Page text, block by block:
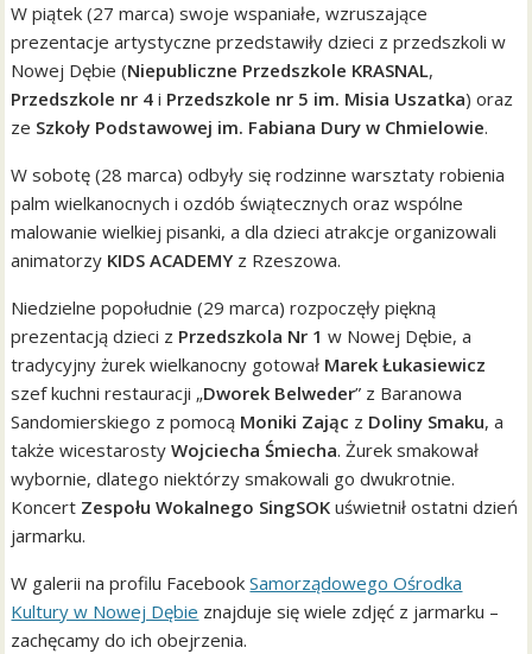
W piątek (27 marca) swoje wspaniałe, wzruszające
prezentacje artystyczne przedstawiły dzieci z przedszkoli w
Nowej Dębie (Niepubliczne Przedszkole KRASNAL,
Przedszkole nr 4 i Przedszkole nr 5 im. Misia Uszatka) oraz
ze Szkoły Podstawowej im. Fabiana Dury w Chmielowie.
W sobotę (28 marca) odbyły się rodzinne warsztaty robienia
palm wielkanocnych i ozdób świątecznych oraz wspólne
malowanie wielkiej pisanki, a dla dzieci atrakcje organizowali
animatorzy KIDS ACADEMY z Rzeszowa.
Niedzielne popołudnie (29 marca) rozpoczęły piękną
prezentacją dzieci z Przedszkola Nr 1 w Nowej Dębie, a
tradycyjny żurek wielkanocny gotował Marek Łukasiewicz
szef kuchni restauracji „Dworek Belweder” z Baranowa
Sandomierskiego z pomocą Moniki Zając z Doliny Smaku, a
także wicestarostyWojciecha Śmiecha. Żurek smakował
wybornie, dlatego niektórzy smakowali go dwukrotnie.
Koncert Zespołu Wokalnego SingSOK uświetnił ostatni dzień
jarmarku.
W galerii na profilu FacebookSamorządowego Ośrodka
Kultury w Nowej Dębie znajduje się wiele zdjęć z jarmarku –
zachęcamy do ich obejrzenia.